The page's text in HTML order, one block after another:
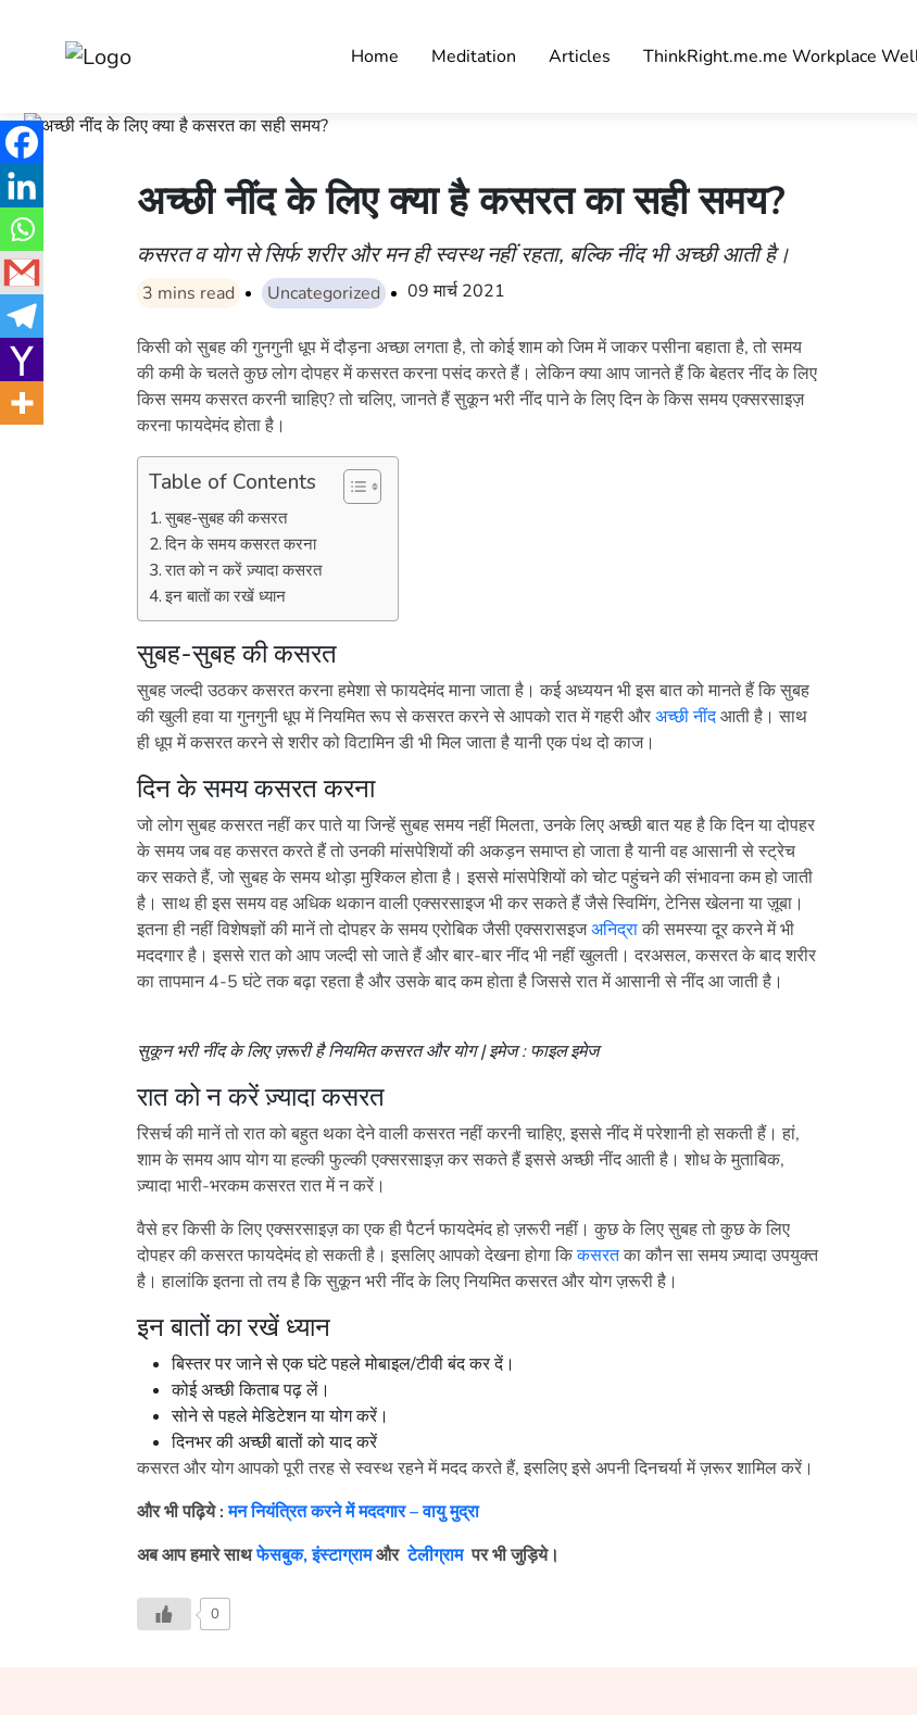
Home Meditation Articles ThinkRight.me.me Workplace
अच्छी नींद के लिए क्या है कसरत का सही समय?
कसरत व योग से सिर्फ शरीर और मन ही स्वस्थ नहीं रहता, बल्कि नींद भी अच्छी आती है।
3 mins read Uncategorized 09 मार्च 2021
किसी को सुबह की गुनगुनी धूप में दौड़ना अच्छा लगता है, तो कोई शाम को जिम में जाकर पसीना बहाता है, तो समय
की कमी के चलते कुछ लोग दोपहर में कसरत करना पसंद करते हैं। लेकिन क्या आप जानते हैं कि बेहतर नींद के लिए
किस समय कसरत करनी चाहिए? तो चलिए, जानते हैं सुकून भरी नींद पाने के लिए दिन के किस समय एक्सरसाइज़
करना फायदेमंद होता है।
Table of Contents
सुबह-सुबह की कसरत
दिन के समय कसरत करना
रात को न करें ज़्यादा कसरत
इन बातों का रखें ध्यान
सुबह-सुबह की कसरत
सुबह जल्दी उठकर कसरत करना हमेशा से फायदेमंद माना जाता है। कई अध्ययन भी इस बात को मानते हैं कि सुबह
की खुली हवा या गुनगुनी धूप में नियमित रूप से कसरत करने से आपको रात में गहरी औरअच्छी नींदआती है। साथ
ही धूप में कसरत करने से शरीर को विटामिन डी भी मिल जाता है यानी एक पंथ दो काज।
दिन के समय कसरत करना
जो लोग सुबह कसरत नहीं कर पाते या जिन्हें सुबह समय नहीं मिलता, उनके लिए अच्छी बात यह है कि दिन या दोपहर
के समय जब वह कसरत करते हैं तो उनकी मांसपेशियों की अकड़न समाप्त हो जाता है यानी वह आसानी से स्ट्रेच
कर सकते हैं, जो सुबह के समय थोड़ा मुश्किल होता है। इससे मांसपेशियों को चोट पहुंचने की संभावना कम हो जाती
है। साथ ही इस समय वह अधिक थकान वाली एक्सरसाइज भी कर सकते हैं जैसे स्विमिंग, टेनिस खेलना या ज़ूबा।
इतना ही नहीं विशेषज्ञों की मानें तो दोपहर के समय एरोबिक जैसी एक्सरासइजअनिद्राकी समस्या दूर करने में भी
मददगार है। इससे रात को आप जल्दी सो जाते हैं और बार-बार नींद भी नहीं खुलती। दरअसल, कसरत के बाद शरीर
का तापमान 4-5 घंटे तक बढ़ा रहता है और उसके बाद कम होता है जिससे रात में आसानी से नींद आ जाती है।
सुकून भरी नींद के लिए ज़रूरी है नियमित कसरत और योग | इमेज : फाइल इमेज
रात को न करें ज़्यादा कसरत
रिसर्च की मानें तो रात को बहुत थका देने वाली कसरत नहीं करनी चाहिए, इससे नींद में परेशानी हो सकती हैं। हां,
शाम के समय आप योग या हल्की फुल्की एक्सरसाइज़ कर सकते हैं इससे अच्छी नींद आती है। शोध के मुताबिक,
ज़्यादा भारी-भरकम कसरत रात में न करें।
वैसे हर किसी के लिए एक्सरसाइज़ का एक ही पैटर्न फायदेमंद हो ज़रूरी नहीं। कुछ के लिए सुबह तो कुछ के लिए
दोपहर की कसरत फायदेमंद हो सकती है। इसलिए आपको देखना होगा किकसरतका कौन सा समय ज़्यादा उपयुक्त
है। हालांकि इतना तो तय है कि सुकून भरी नींद के लिए नियमित कसरत और योग ज़रूरी है।
इन बातों का रखें ध्यान
बिस्तर पर जाने से एक घंटे पहले मोबाइल/टीवी बंद कर दें।
कोई अच्छी किताब पढ़ लें।
सोने से पहले मेडिटेशन या योग करें।
दिनभर की अच्छी बातों को याद करें
कसरत और योग आपको पूरी तरह से स्वस्थ रहने में मदद करते हैं, इसलिए इसे अपनी दिनचर्या में ज़रूर शामिल करें।
और भी पढ़िये : मन नियंत्रित करने में मददगार – वायु मुद्रा
अब आप हमारे साथफेसबुक,इंस्टाग्रामऔर टेलीग्राम पर भी जुड़िये।
0